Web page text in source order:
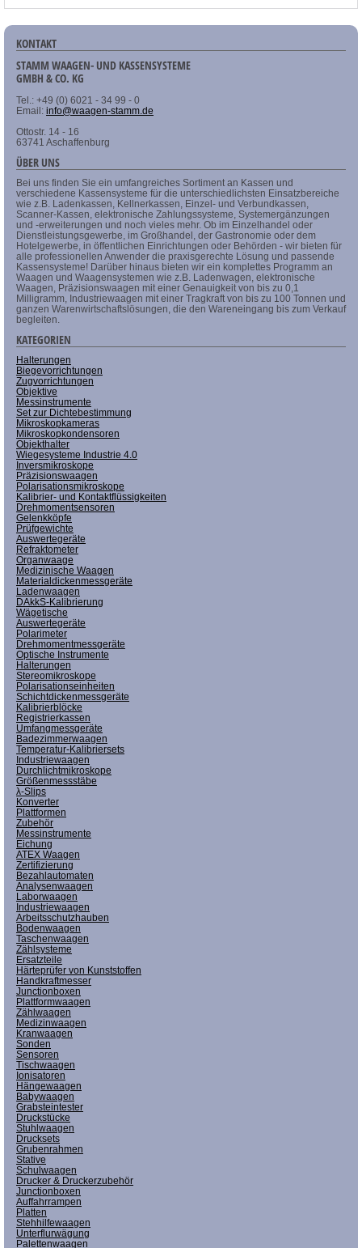
KONTAKT
STAMM WAAGEN- UND KASSENSYSTEME
GMBH & CO. KG
Tel.: +49 (0) 6021 - 34 99 - 0
Email: info@waagen-stamm.de
Ottostr. 14 - 16
63741 Aschaffenburg
ÜBER UNS
Bei uns finden Sie ein umfangreiches Sortiment an Kassen und
verschiedene Kassensysteme für die unterschiedlichsten Einsatzbereiche
wie z.B. Ladenkassen, Kellnerkassen, Einzel- und Verbundkassen,
Scanner-Kassen, elektronische Zahlungssysteme, Systemergänzungen
und -erweiterungen und noch vieles mehr. Ob im Einzelhandel oder
Dienstleistungsgewerbe, im Großhandel, der Gastronomie oder dem
Hotelgewerbe, in öffentlichen Einrichtungen oder Behörden - wir bieten für
alle professionellen Anwender die praxisgerechte Lösung und passende
Kassensysteme! Darüber hinaus bieten wir ein komplettes Programm an
Waagen und Waagensystemen wie z.B. Ladenwagen, elektronische
Waagen, Präzisionswaagen mit einer Genauigkeit von bis zu 0,1
Milligramm, Industriewaagen mit einer Tragkraft von bis zu 100 Tonnen und
ganzen Warenwirtschaftslösungen, die den Wareneingang bis zum Verkauf
begleiten.
KATEGORIEN
Halterungen
Biegevorrichtungen
Zugvorrichtungen
Objektive
Messinstrumente
Set zur Dichtebestimmung
Mikroskopkameras
Mikroskopkondensoren
Objekthalter
Wiegesysteme Industrie 4.0
Inversmikroskope
Präzisionswaagen
Polarisationsmikroskope
Kalibrier- und Kontaktflüssigkeiten
Drehmomentsensoren
Gelenkköpfe
Prüfgewichte
Auswertegeräte
Refraktometer
Organwaage
Medizinische Waagen
Materialdickenmessgeräte
Ladenwaagen
DAkkS-Kalibrierung
Wägetische
Auswertegeräte
Polarimeter
Drehmomentmessgeräte
Optische Instrumente
Halterungen
Stereomikroskope
Polarisationseinheiten
Schichtdickenmessgeräte
Kalibrierblöcke
Registrierkassen
Umfangmessgeräte
Badezimmerwaagen
Temperatur-Kalibriersets
Industriewaagen
Durchlichtmikroskope
Größenmessstäbe
λ-Slips
Konverter
Plattformen
Zubehör
Messinstrumente
Eichung
ATEX Waagen
Zertifizierung
Bezahlautomaten
Analysenwaagen
Laborwaagen
Industriewaagen
Arbeitsschutzhauben
Bodenwaagen
Taschenwaagen
Zählsysteme
Ersatzteile
Härteprüfer von Kunststoffen
Handkraftmesser
Junctionboxen
Plattformwaagen
Zählwaagen
Medizinwaagen
Kranwaagen
Sonden
Sensoren
Tischwaagen
Ionisatoren
Hängewaagen
Babywaagen
Grabsteintester
Druckstücke
Stuhlwaagen
Drucksets
Grubenrahmen
Stative
Schulwaagen
Drucker & Druckerzubehör
Junctionboxen
Auffahrrampen
Platten
Stehhilfewaagen
Unterflurwägung
Palettenwaagen